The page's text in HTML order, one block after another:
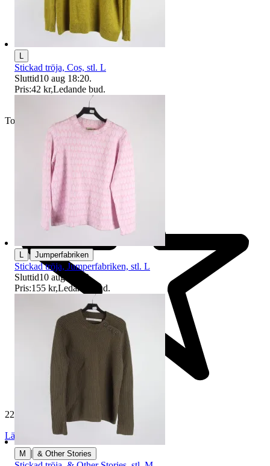
Toppsäljare
229 394 omdömen
Läs omdömen Följ
Stickad tröja, Cos, stl. L
Sluttid10 aug 18:20.
Pris:42 kr,Ledande bud.
| Jumperfabriken
Stickad tröja, Jumperfabriken, stl. L
Sluttid10 aug 19:53.
Pris:155 kr,Ledande bud.
M | & Other Stories